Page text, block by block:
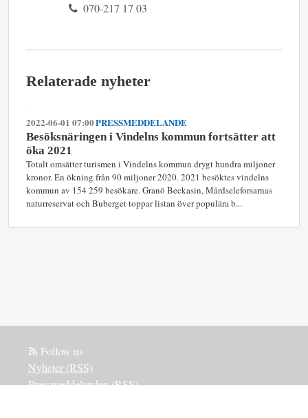
070-217 17 03
Relaterade nyheter
2022-06-01 07:00PRESSMEDDELANDE
Besöksnäringen i Vindelns kommun fortsätter att
öka 2021
Totalt omsätter turismen i Vindelns kommun drygt hundra miljoner
kronor. En ökning från 90 miljoner 2020. 2021 besöktes vindelns
kommun av 154 259 besökare. Granö Beckasin, Mårdseleforsarnas
naturreservat och Buberget toppar listan över populära b...
Follow us
Nyheter (RSS)
Pressmeddelanden (RSS)